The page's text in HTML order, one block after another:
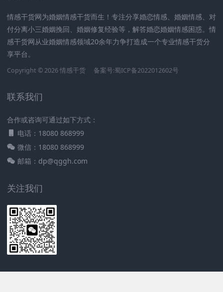
情感干货网为婚姻情感干货而生！专注分享婚恋情感、婚姻情感、对
付分离小三婚姻挽回、婚姻修复经验等，解答婚恋婚姻情感困惑。情
感干货网从业婚姻情感领域20余年力争打造成一个专业情感干货分
享平台。
Copyright © 2026 情感干货 备案号:蜀ICP备2022012602号
联系我们
合作或咨询可通过如下方式：
电话：18080 868999
微信：18080 868999
邮箱：dp@qggh.com
关注我们